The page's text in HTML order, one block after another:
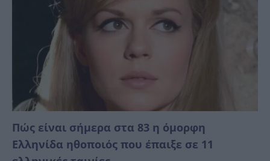
Πώς είναι σήμερα στα 83 η όμορφη
Ελληνίδα ηθοποιός που έπαιξε σε 11